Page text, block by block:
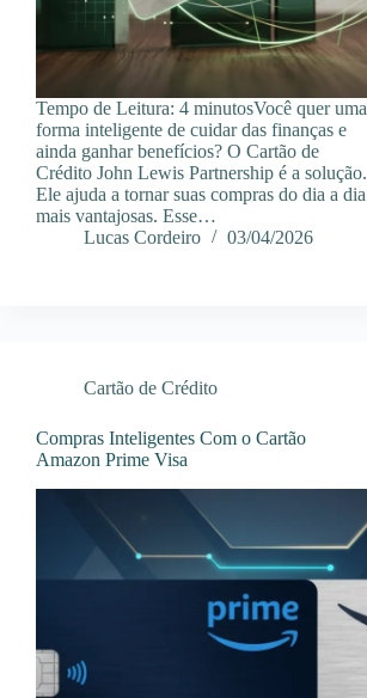
Tempo de Leitura: 4 minutosVocê quer uma
forma inteligente de cuidar das finanças e
ainda ganhar benefícios? O Cartão de
Crédito John Lewis Partnership é a solução.
Ele ajuda a tornar suas compras do dia a dia
mais vantajosas. Esse…
Lucas Cordeiro
03/04/2026
Cartão de Crédito
Compras Inteligentes Com o Cartão
Amazon Prime Visa